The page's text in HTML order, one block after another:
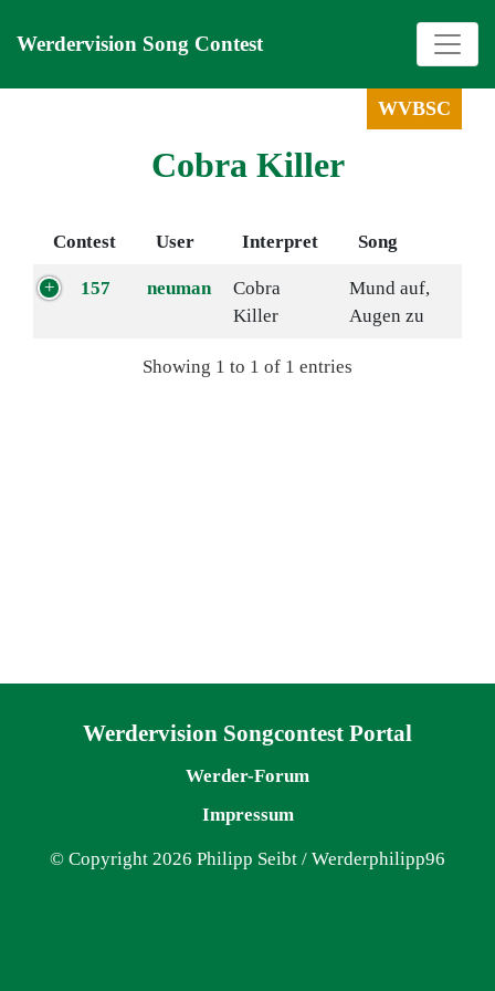
Werdervision Song Contest
WVBSC
Cobra Killer
Contest User Interpret Song
157 neuman
Cobra
Killer
Mund auf,
Augen zu
Showing 1 to 1 of 1 entries
Werdervision Songcontest Portal
Werder-Forum
Impressum
© Copyright 2026 Philipp Seibt / Werderphilipp96